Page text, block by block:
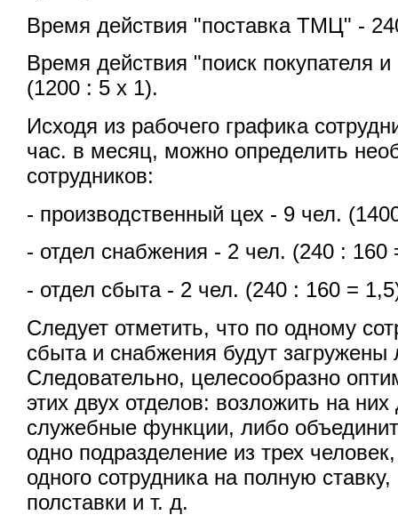
Время действия "поставка ТМЦ" -
Время действия "поиск покупателя и
(1200 : 5 х 1).
Исходя из рабочего графика
час. в месяц, можно определить
сотрудников:
- производственный цех - 9 чел.
- отдел снабжения - 2 чел. (240 : 160
- отдел сбыта - 2 чел. (240 : 160 =
Следует отметить, что по одному
сбыта и снабжения будут
Следовательно, целесообразно
этих двух отделов: возложить на
служебные функции, либо
одно подразделение из трех
одного сотрудника на полную ставку,
полставки и т. д.